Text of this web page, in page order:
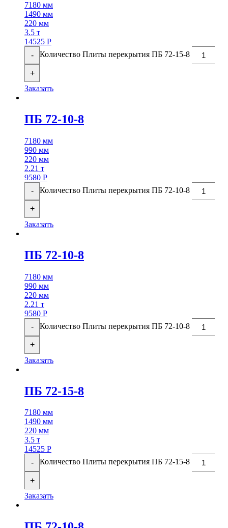
7180 мм
1490 мм
220 мм
3.5 т
14525 Р
-
Количество Плиты перекрытия ПБ 72-15-8
+
Заказать
ПБ 72-10-8
7180 мм
990 мм
220 мм
2.21 т
9580 Р
-
Количество Плиты перекрытия ПБ 72-10-8
+
Заказать
ПБ 72-10-8
7180 мм
990 мм
220 мм
2.21 т
9580 Р
-
Количество Плиты перекрытия ПБ 72-10-8
+
Заказать
ПБ 72-15-8
7180 мм
1490 мм
220 мм
3.5 т
14525 Р
-
Количество Плиты перекрытия ПБ 72-15-8
+
Заказать